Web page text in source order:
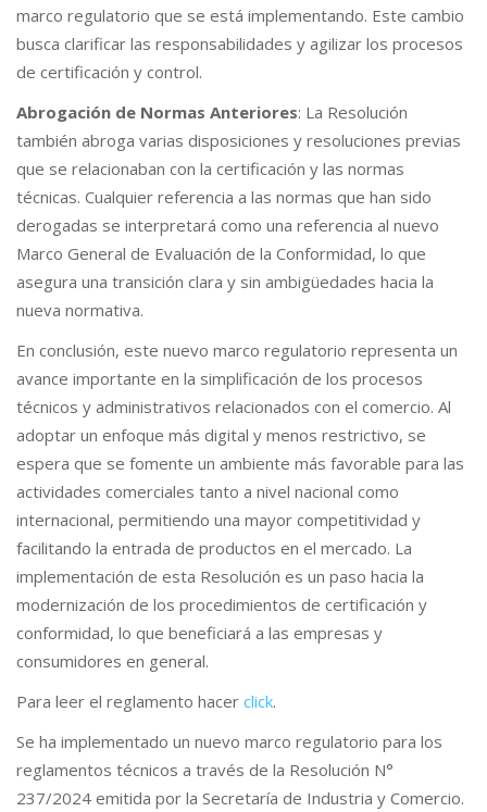
marco regulatorio que se está implementando. Este cambio
busca clarificar las responsabilidades y agilizar los procesos
de certificación y control.
Abrogación de Normas Anteriores: La Resolución
también abroga varias disposiciones y resoluciones previas
que se relacionaban con la certificación y las normas
técnicas. Cualquier referencia a las normas que han sido
derogadas se interpretará como una referencia al nuevo
Marco General de Evaluación de la Conformidad, lo que
asegura una transición clara y sin ambigüedades hacia la
nueva normativa.
En conclusión, este nuevo marco regulatorio representa un
avance importante en la simplificación de los procesos
técnicos y administrativos relacionados con el comercio. Al
adoptar un enfoque más digital y menos restrictivo, se
espera que se fomente un ambiente más favorable para las
actividades comerciales tanto a nivel nacional como
internacional, permitiendo una mayor competitividad y
facilitando la entrada de productos en el mercado. La
implementación de esta Resolución es un paso hacia la
modernización de los procedimientos de certificación y
conformidad, lo que beneficiará a las empresas y
consumidores en general.
Para leer el reglamento hacer click.
Se ha implementado un nuevo marco regulatorio para los
reglamentos técnicos a través de la Resolución N°
237/2024 emitida por la Secretaría de Industria y Comercio.